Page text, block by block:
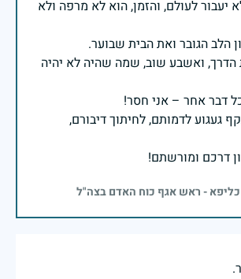
יעבור לעולם, והזמן, הוא לא מרפה ולא
ואשבע שוב, שמה שהיה לא יהיה
געגוע לדמותם, לחיתוך דיבורם,
דרכם ומורשתם!
כליפא - ראש אגף כוח האדם בצה"ל